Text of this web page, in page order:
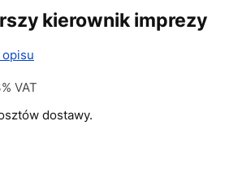
kierownik imprezy
opisu
VAT
VAT
dostawy.